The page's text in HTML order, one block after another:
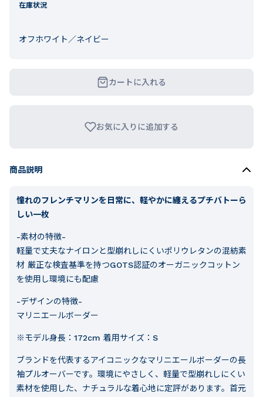
在庫状況
オフホワイト／ネイビー
カートに入れる
お気に入りに追加する
商品説明
憧れのフレンチマリンを日常に、軽やかに纏えるプチバトーら
しい一枚
-素材の特徴-
軽量で丈夫なナイロンと型崩れしにくいポリウレタンの混紡素
材 厳正な検査基準を持つGOTS認証のオーガニックコットン
を使用し環境にも配慮
-デザインの特徴-
マリニエールボーダー
※モデル身長：172cm 着用サイズ：S
ブランドを代表するアイコニックなマリニエールボーダーの長
袖プルオーバーです。環境にやさしく、軽量で型崩れしにくい
素材を使用した、ナチュラルな着心地に定評があります。首元